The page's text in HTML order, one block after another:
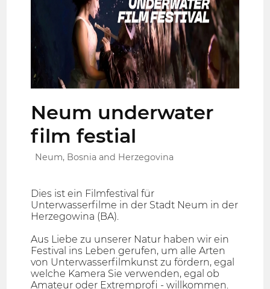
Neum underwater
film festial
Neum, Bosnia and Herzegovina
Dies ist ein Filmfestival für
Unterwasserfilme in der Stadt Neum in der
Herzegowina (BA).
Aus Liebe zu unserer Natur haben wir ein
Festival ins Leben gerufen, um alle Arten
von Unterwasserfilmkunst zu fördern, egal
welche Kamera Sie verwenden, egal ob
Amateur oder Extremprofi - willkommen.